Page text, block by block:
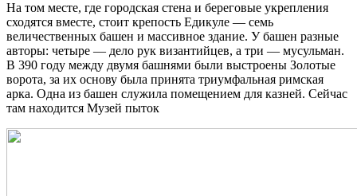
На том месте, где городская стена и береговые укрепления
сходятся вместе, стоит крепость Едикуле — семь
величественных башен и массивное здание. У башен разные
авторы: четыре — дело рук византийцев, а три — мусульман.
В 390 году между двумя башнями были выстроены Золотые
ворота, за их основу была принята триумфальная римская
арка. Одна из башен служила помещением для казней. Сейчас
там находится Музей пыток